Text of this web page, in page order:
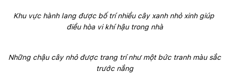
Khu vực hành lang được bố trí nhiều cây xanh nhỏ xinh giúp
điều hòa vi khí hậu trong nhà
Những chậu cây nhỏ được trang trí như một bức tranh màu sắc
trước nắng